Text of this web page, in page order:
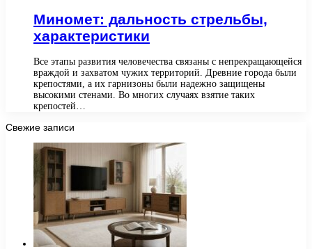
Миномет: дальность стрельбы,
характеристики
Все этапы развития человечества связаны с непрекращающейся
враждой и захватом чужих территорий. Древние города были
крепостями, а их гарнизоны были надежно защищены
высокими стенами. Во многих случаях взятие таких
крепостей…
Свежие записи